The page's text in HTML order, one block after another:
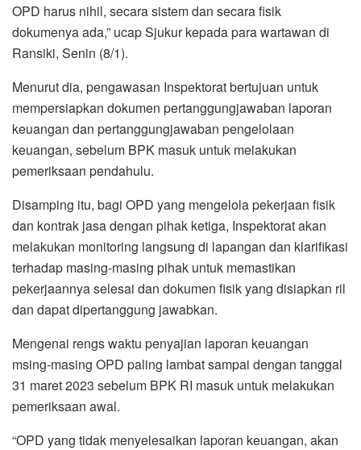
OPD harus nihil, secara sistem dan secara fisik
dokumenya ada,” ucap Sjukur kepada para wartawan di
Ransiki, Senin (8/1).
Menurut dia, pengawasan Inspektorat bertujuan untuk
mempersiapkan dokumen pertanggungjawaban laporan
keuangan dan pertanggungjawaban pengelolaan
keuangan, sebelum BPK masuk untuk melakukan
pemeriksaan pendahulu.
Disamping itu, bagi OPD yang mengelola pekerjaan fisik
dan kontrak jasa dengan pihak ketiga, Inspektorat akan
melakukan monitoring langsung di lapangan dan klarifikasi
terhadap masing-masing pihak untuk memastikan
pekerjaannya selesai dan dokumen fisik yang disiapkan ril
dan dapat dipertanggung jawabkan.
Mengenai rengs waktu penyajian laporan keuangan
msing-masing OPD paling lambat sampai dengan tanggal
31 maret 2023 sebelum BPK RI masuk untuk melakukan
pemeriksaan awal.
“OPD yang tidak menyelesaikan laporan keuangan, akan